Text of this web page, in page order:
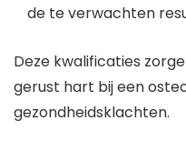
de te verwachten
Deze kwalificaties
gerust hart bij een
gezondheidsklachten.